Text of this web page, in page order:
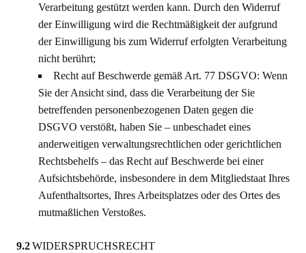
Verarbeitung gestützt werden kann. Durch den Widerruf
der Einwilligung wird die Rechtmäßigkeit der aufgrund
der Einwilligung bis zum Widerruf erfolgten Verarbeitung
nicht berührt;
Recht auf Beschwerde gemäß Art. 77 DSGVO: Wenn
Sie der Ansicht sind, dass die Verarbeitung der Sie
betreffenden personenbezogenen Daten gegen die
DSGVO verstößt, haben Sie – unbeschadet eines
anderweitigen verwaltungsrechtlichen oder gerichtlichen
Rechtsbehelfs – das Recht auf Beschwerde bei einer
Aufsichtsbehörde, insbesondere in dem Mitgliedstaat Ihres
Aufenthaltsortes, Ihres Arbeitsplatzes oder des Ortes des
mutmaßlichen Verstoßes.
9.2WIDERSPRUCHSRECHT